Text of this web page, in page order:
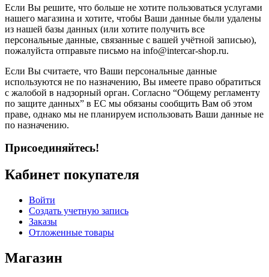
Если Вы решите, что больше не хотите пользоваться услугами
нашего магазина и хотите, чтобы Ваши данные были удалены
из нашей базы данных (или хотите получить все
персональные данные, связанные с вашей учётной записью),
пожалуйста отправьте письмо на info@intercar-shop.ru.
Если Вы считаете, что Ваши персональные данные
используются не по назначению, Вы имеете право обратиться
с жалобой в надзорный орган. Согласно “Общему регламенту
по защите данных” в ЕС мы обязаны сообщить Вам об этом
праве, однако мы не планируем использовать Ваши данные не
по назначению.
Присоединяйтесь!
Кабинет покупателя
Войти
Создать учетную запись
Заказы
Отложенные товары
Магазин